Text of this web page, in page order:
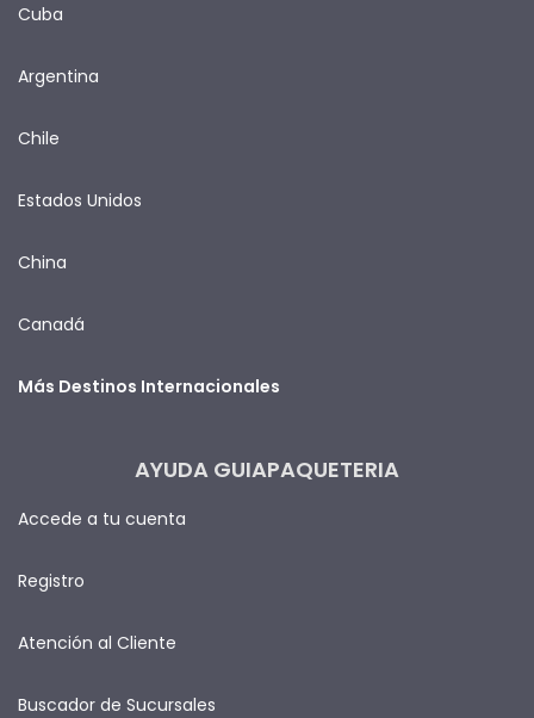
Cuba
Argentina
Chile
Estados Unidos
China
Canadá
Más Destinos Internacionales
AYUDA GUIAPAQUETERIA
Accede a tu cuenta
Registro
Atención al Cliente
Buscador de Sucursales